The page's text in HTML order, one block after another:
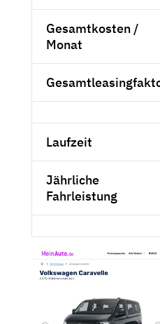
Gesamtkosten /
Monat
Laufzeit
Jährliche
Fahrleistung